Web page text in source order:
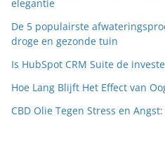
elegantie
De 5 populairste
droge en gezonde tuin
Is HubSpot CRM Suite de
Hoe Lang Blijft Het Effect van
CBD Olie Tegen Stress en